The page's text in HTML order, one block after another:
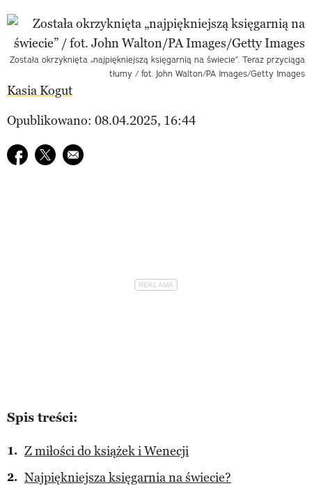
Została okrzyknięta „najpiękniejszą księgarnią na świecie”. Teraz przyciąga
tłumy / fot. John Walton/PA Images/Getty Images
Kasia Kogut
Opublikowano: 08.04.2025, 16:44
Udostępnij na facebook
Udostępnij na twitter
E-mail do przyjaciela
Spis treści:
Z miłości do książek i Wenecji
Najpiękniejsza księgarnia na świecie?